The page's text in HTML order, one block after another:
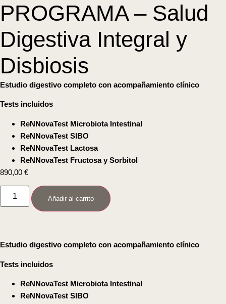
PROGRAMA – Salud
Digestiva Integral y
Disbiosis
Estudio digestivo completo con acompañamiento clínico
Tests incluidos
ReNNovaTest Microbiota Intestinal
ReNNovaTest SIBO
ReNNovaTest Lactosa
ReNNovaTest Fructosa y Sorbitol
890,00 €
Añadir al carrito
Estudio digestivo completo con acompañamiento clínico
Tests incluidos
ReNNovaTest Microbiota Intestinal
ReNNovaTest SIBO